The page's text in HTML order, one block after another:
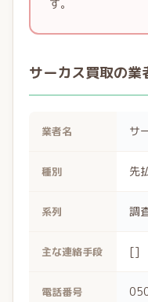
す。
サーカス買取の業
業者名 サ
種別 先
系列 調
主な連絡手段 []
電話番号